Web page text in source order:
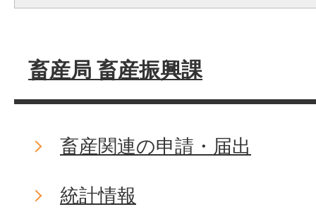
畜産局 畜産振興課
畜産関連の申請・届出
統計情報